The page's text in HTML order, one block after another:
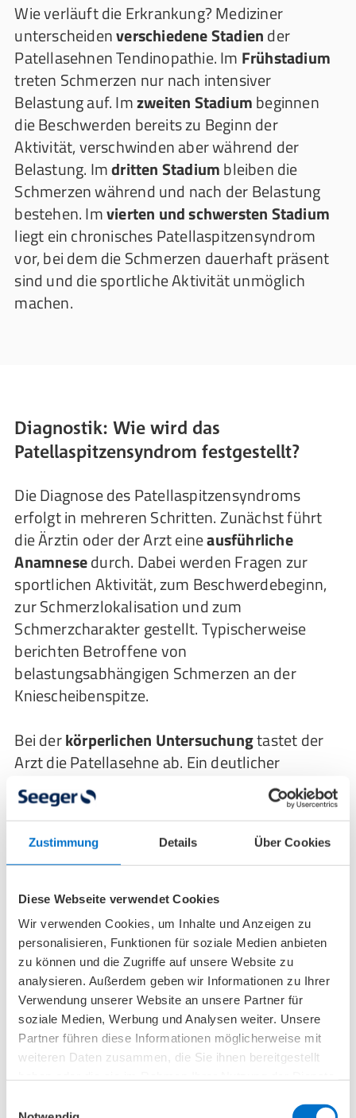
Zustimmung Details Über Cookies
Diese Webseite verwendet Cookies
Wir verwenden Cookies, um Inhalte und Anzeigen zu
personalisieren, Funktionen für soziale Medien anbieten
zu können und die Zugriffe auf unsere Website zu
analysieren. Außerdem geben wir Informationen zu Ihrer
Verwendung unserer Website an unsere Partner für
soziale Medien, Werbung und Analysen weiter. Unsere
Partner führen diese Informationen möglicherweise mit
weiteren Daten zusammen, die Sie ihnen bereitgestellt
Wie verläuft die Erkrankung? Mediziner
unterscheidenverschiedene Stadiender
Patellasehnen Tendinopathie. Im Frühstadium
treten Schmerzen nur nach intensiver
Belastung auf. Imzweiten Stadiumbeginnen
die Beschwerden bereits zu Beginn der
Aktivität, verschwinden aber während der
Belastung. Imdritten Stadiumbleiben die
Schmerzen während und nach der Belastung
bestehen. Imvierten und schwersten Stadium
liegt ein chronisches Patellaspitzensyndrom
vor, bei dem die Schmerzen dauerhaft präsent
sind und die sportliche Aktivität unmöglich
machen.
Diagnostik: Wie wird das
Patellaspitzensyndrom festgestellt?
Die Diagnose des Patellaspitzensyndroms
erfolgt in mehreren Schritten. Zunächst führt
die Ärztin oder der Arzt eineausführliche
Anamnesedurch. Dabei werden Fragen zur
sportlichen Aktivität, zum Beschwerdebeginn,
zur Schmerzlokalisation und zum
Schmerzcharakter gestellt. Typischerweise
berichten Betroffene von
belastungsabhängigen Schmerzen an der
Kniescheibenspitze.
Bei derkörperlichen Untersuchungtastet der
Arzt die Patellasehne ab. Ein deutlicher
Druckschmerz an der Unterkante der
Kniescheibe ist ein wichtiges diagnostisches
Zeichen. Verschiedene
Schmerzprovokationstests
Patellaspitzensyndrom Testhelfen bei der
Diagnosestellung: Bei gestrecktem Bein wird
Druck auf die Patellaspitze ausgeübt, während
das Bein angehoben wird. Schmerzen weisen
auf ein Patellaspitzensyndrom hin. Auch
Treppensteigen oder Kniebeugen können als
Provokationstest dienen.
Bildgebende Verfahren sind hilfreich, um das
Ausmaß der Sehnenveränderungen zu